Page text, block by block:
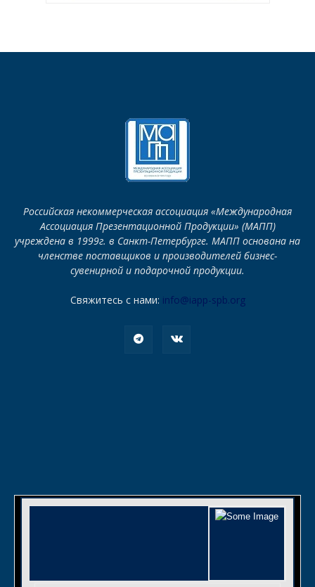
Российская некоммерческая ассоциация «Международная
Ассоциация Презентационной Продукции» (МАПП)
учреждена в 1999г. в Санкт-Петербурге. МАПП основана на
членстве поставщиков и производителей бизнес-
сувенирной и подарочной продукции.
Свяжитесь с нами: info@iapp-spb.org